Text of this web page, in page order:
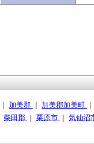
加美郡 加美郡加美町
柴田郡 栗原市
気仙沼